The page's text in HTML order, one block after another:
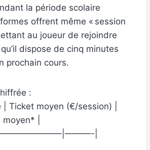
la période scolaire
offrent même « session
au joueur de rejoindre
dispose de cinq minutes
prochain cours.
:
| Ticket moyen (€/session) |
|
|